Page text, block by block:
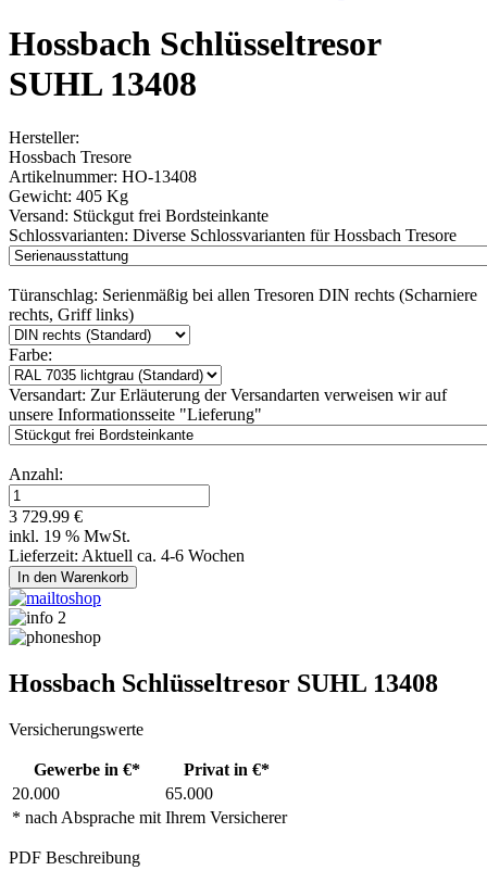
Hossbach Schlüsseltresor
SUHL 13408
Hersteller:
Hossbach Tresore
Artikelnummer: HO-13408
Gewicht: 405 Kg
Versand: Stückgut frei Bordsteinkante
Schlossvarianten: Diverse Schlossvarianten für Hossbach Tresore
Türanschlag: Serienmäßig bei allen Tresoren DIN rechts (Scharniere
rechts, Griff links)
Farbe:
Versandart: Zur Erläuterung der Versandarten verweisen wir auf
unsere Informationsseite "Lieferung"
Anzahl:
3 729.99 €
inkl. 19 % MwSt.
Lieferzeit: Aktuell ca. 4-6 Wochen
Hossbach Schlüsseltresor SUHL 13408
Versicherungswerte
Gewerbe in €* Privat in €*
* nach Absprache mit Ihrem Versicherer
20.000 65.000
PDF Beschreibung